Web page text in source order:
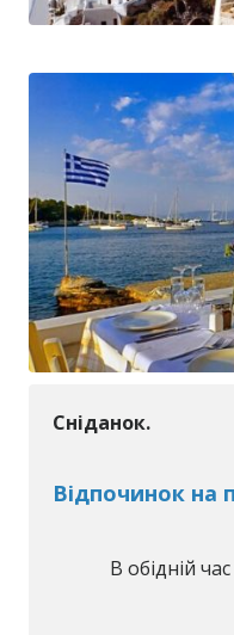
Сніданок.
Відпочинок на
В обідній час